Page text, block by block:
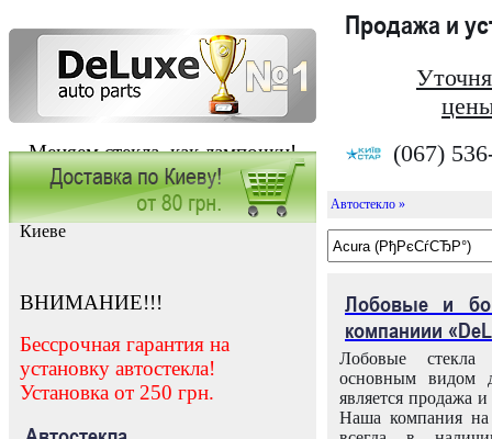
Меняем стекла, как лампочки!
Продажа и
(067)
Заказать установку автостекла в
Киеве
ВНИМАНИЕ!!!
Бессрочная гарантия на
установку автостекла!
Установка от 250 грн.
Автостекло »
Лобовые и
компаниии
Лобовые
основным видом
является продажа и
Наша компания на